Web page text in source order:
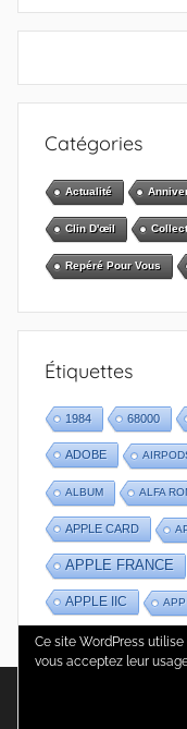
Catégories
Actualité
Clin D'œil
Repéré Pour Vous
Étiquettes
1984 68000
ADOBE
ALBUM ALFA
APPLE CARD
APPLE FRANCE
APPLE IIC
WordPress
Ce site WordPress
vous acceptez leur